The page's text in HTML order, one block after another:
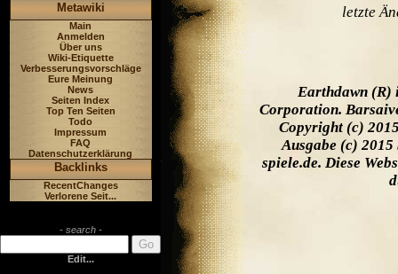
Metawiki
Main
Anmelden
Über uns
Wiki-Etiquette
Verbesserungsvorschläge
Eure Meinung
News
Seiten Index
Top Ten Seiten
Todo
Impressum
FAQ
Datenschutzerklärung
Backlinks
RecentChanges
Verlorene Seit...
- search -
Edit...
letzte
Earthdawn (R)
Corporation.
Copyright (c)
Ausgabe (c) 2015
spiele.de. Diese